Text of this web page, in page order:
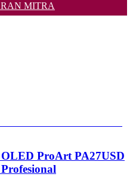
MITRA
ProArt PA27USD